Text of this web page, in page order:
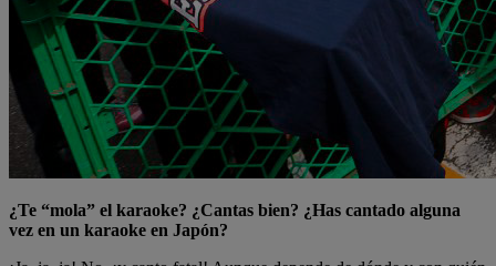
¿Te “mola” el karaoke? ¿Cantas bien? ¿Has cantado alguna
vez en un karaoke en Japón?